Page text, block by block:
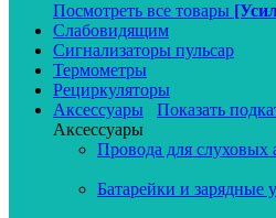
Посмотреть все товары
Слабовидящим
Сигнализаторы пульсар
Термометры
Рециркуляторы
Аксессуары
Показать
Аксессуары
Провода для слуховых
Батарейки и зарядные